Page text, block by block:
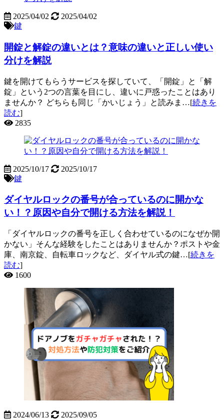
2025/04/02
2025/04/02
鍵
開錠と解錠の違いとは？意味の違いと正しい使い
分けを解説
鍵を開けてもらうサービスを探していて、「開錠」と「解
錠」という2つの言葉を目にし、違いに戸惑ったことはあり
ませんか？ どちらも同じ「かいじょう」と読みま…[続きを
読む]
2835
2025/10/17
2025/10/17
鍵
ダイヤルロックの番号が合っているのに開かな
い！？原因や自分で開ける方法を解説！
「ダイヤルロックの番号を正しく合わせているのになぜか開
かない」そんな経験をしたことはありませんか？ポストや金
庫、南京錠、自転車ロックなど、ダイヤル式の鍵…[続きを
読む]
1600
2024/06/13
2025/09/05